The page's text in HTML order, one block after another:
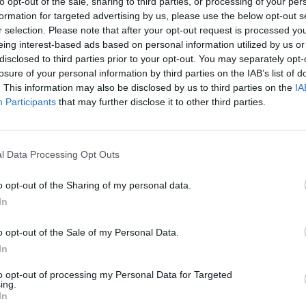
for targeted advertising by us, please use the below opt-out
selection. Please note that after your opt-out request is processed
interest-based ads based on personal information utilized by us
to third parties prior to your opt-out. You may separately
of your personal information by third parties on the IAB’s list of
This information may also be disclosed by us to third parties on the
Participants that may further disclose it to other third parties.
Data Processing Opt Outs
opt-out of the Sharing of my personal data.
opt-out of the Sale of my Personal Data.
opt-out of processing my Personal Data for Targeted
kun Dallas Stars isännöi
6-3-voittoon, maalit loistivat poissaolollaan aina
Jani Hakanpää lähti tekemään nousua viivasta.
kohteensa, minkä jälkeen suomalaispuolustaja nosti
selän taakse.
Mainos: